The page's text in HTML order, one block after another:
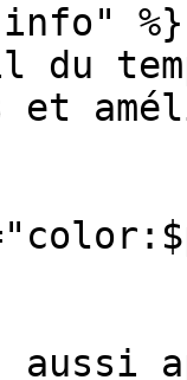
%}
du
et